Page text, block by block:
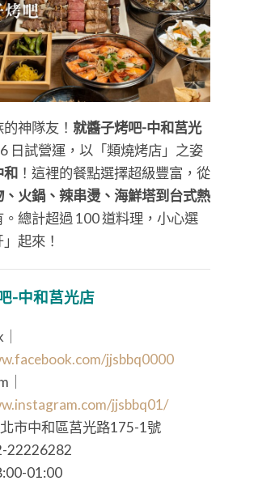
神隊友！ 就醬子烤吧-中和莒光
日試營運，以「類燒烤店」之姿
和 ！這裡的餐點選擇超級豐富，從
、火鍋、辣串燙、海鮮塔到台式熱
。總計超過 100 道料理，小心選
起來！
-中和莒光店
jjsbbq0000
jjsbbq01/
市中和區莒光路175-1號
22226282
01:00